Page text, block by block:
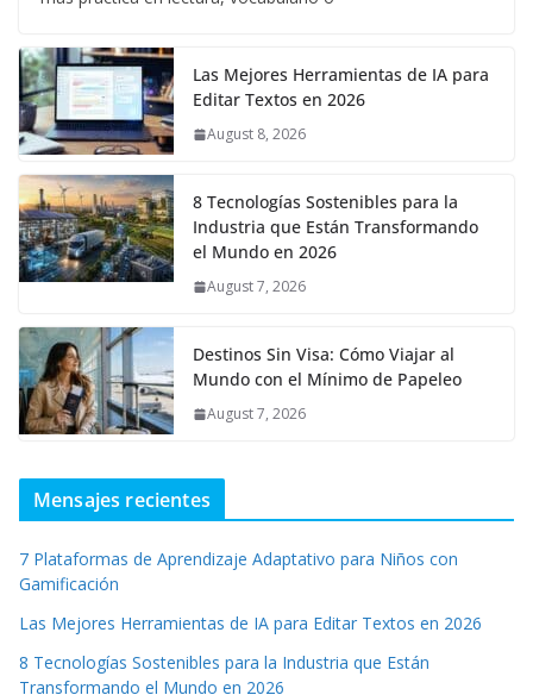
Las Mejores Herramientas de IA para
Editar Textos en 2026
August 8, 2026
8 Tecnologías Sostenibles para la
Industria que Están Transformando
el Mundo en 2026
August 7, 2026
Destinos Sin Visa: Cómo Viajar al
Mundo con el Mínimo de Papeleo
August 7, 2026
Mensajes recientes
7 Plataformas de Aprendizaje Adaptativo para Niños con
Gamificación
Las Mejores Herramientas de IA para Editar Textos en 2026
8 Tecnologías Sostenibles para la Industria que Están
Transformando el Mundo en 2026